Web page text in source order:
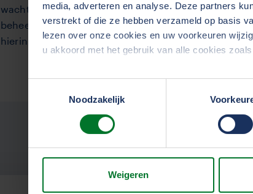
media, adverteren en analyse. Deze partners
verstrekt of die ze hebben verzameld op basis
lezen over onze cookies en uw voorkeuren
u akkoord met het gebruik van alle cookies
We werken samen met die uw
Noodzakelijk
Weigeren
wachtproces. Door vroegtijdig te signaleren, regie
beheersbaar en blijven medewerkers zo duurzaam
hierin de juiste keuzes te maken en grip te houden